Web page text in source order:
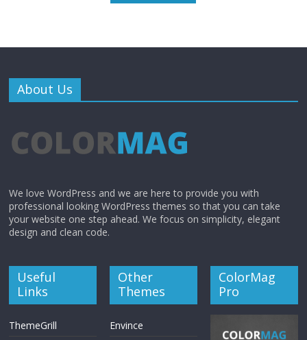
About Us
We love WordPress and we are here to provide you with
professional looking WordPress themes so that you can take
your website one step ahead. We focus on simplicity, elegant
design and clean code.
Useful
Links
ThemeGrill
Other
Themes
Envince
ColorMag
Pro